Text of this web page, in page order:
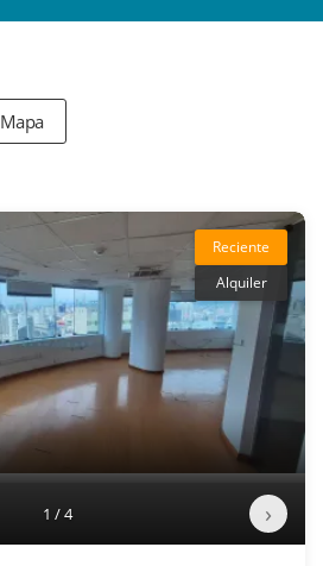
Mapa
Reciente
Alquiler
1 / 4 ›